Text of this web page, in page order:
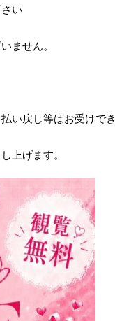
い
ません。
い戻し等はお受けでき
上げます。